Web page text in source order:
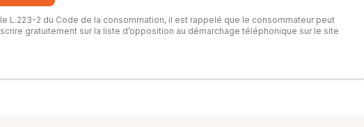
L.223-2 du Code de la consommation, il est rappelé que le consommateur peut
gratuitement sur la liste d’opposition au démarchage téléphonique sur le site